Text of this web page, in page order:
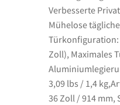
/
914
mm
Verbesserte
Mühelose
Türkonfiguration:
Zoll), Maximales
3,09 lbs / 1,4
36 Zoll / 914 mm,